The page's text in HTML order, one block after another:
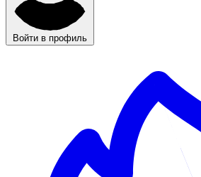
Войти в профиль